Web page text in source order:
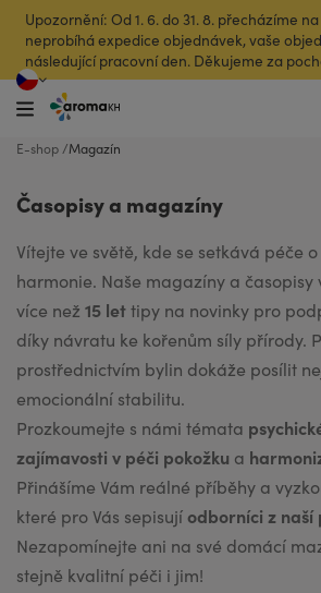
Upozornění: Od 1. 6. do 31. 8. přecházíme
neprobíhá expedice objednávek, vaše
následující pracovní den. Děkujeme za
E-shop Magazín
Časopisy a magazíny
Vítejte ve světě, kde se setkává péče
harmonie. Naše magazíny a časopisy
více než 15 lettipy na novinky pro
díky návratu ke kořenům síly přírody.
prostřednictvím bylin dokáže posílit
emocionální stabilitu.
Prozkoumejte s námi témata
zajímavosti v péči pokožku a
Přinášíme Vám reálné příběhy a
které pro Vás sepisují odborníci z naší
Nezapomínejte ani na své domácí
stejně kvalitní péči i jim!